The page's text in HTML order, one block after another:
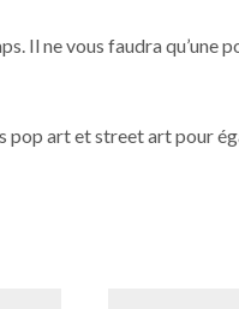
Il ne vous faudra qu’une
pop art et street art pour